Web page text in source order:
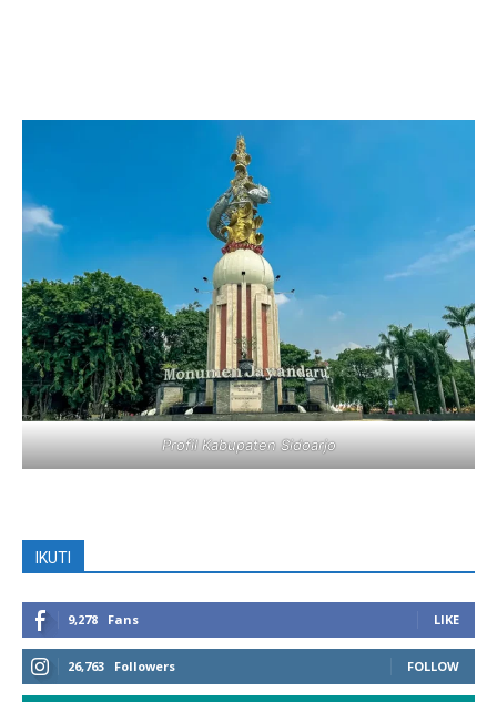
Profil Kabupaten Sidoarjo
IKUTI
9,278 Fans LIKE
26,763 Followers FOLLOW